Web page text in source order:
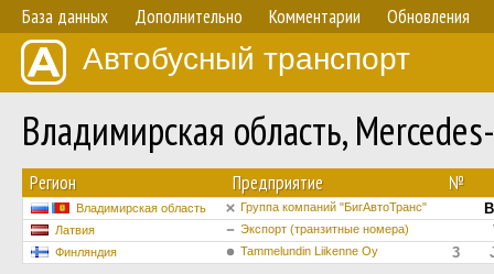
База данных Дополнительно Комментарии Обновления
Автобусный транспорт
Владимирская область,
Регион Предприятие №
Владимирская область Группа компаний "БигАвтоТранс"
Латвия Экспорт (транзитные номера)
Финляндия Tammelundin Liikenne Oy 3